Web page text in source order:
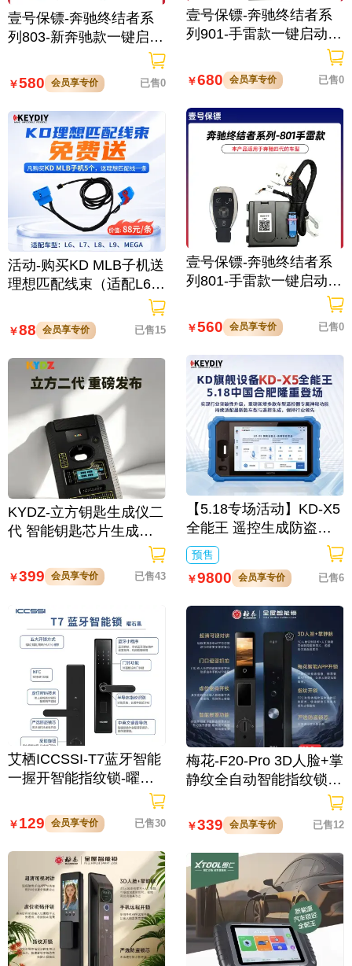
壹号保镖-奔驰终结者系
列803-新奔驰款一键启动
￥580 会员享专价 已售0
活动-购买KD MLB子机送
理想匹配线束（适配L6/L
￥88 会员享专价 已售15
KYDZ-立方钥匙生成仪二
代 智能钥匙芯片生成与
数据处理仪/立方钥匙生
成仪二代
￥399 会员享专价 已售43
艾栖ICCSSI-T7蓝牙智能
一握开智能指纹锁-曜石
黑 多方式开锁 蓝牙智能
管理
￥129 会员享专价 已售30
壹号保镖-奔驰终结者系
列901-手雷款一键启动带
￥680 会员享专价 已售0
壹号保镖-奔驰终结者系
列801-手雷款一键启动免
￥560 会员享专价 已售0
【5.18专场活动】KD-X5
全能王 遥控生成防盗匹
配仪
预售
￥9800 会员享专价 已售6
梅花-F20-Pro 3D人脸+掌
静纹全自动智能指纹锁
逗留抓拍 高清可视对讲
￥339 会员享专价 已售12